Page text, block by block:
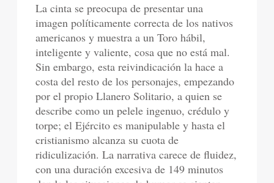
La cinta se preocupa de presentar una
imagen políticamente correcta de los nativos
americanos y muestra a un Toro hábil,
inteligente y valiente, cosa que no está mal.
Sin embargo, esta reivindicación la hace a
costa del resto de los personajes, empezando
por el propio Llanero Solitario, a quien se
describe como un pelele ingenuo, crédulo y
torpe; el Ejército es manipulable y hasta el
cristianismo alcanza su cuota de
ridiculización. La narrativa carece de fluidez,
con una duración excesiva de 149 minutos